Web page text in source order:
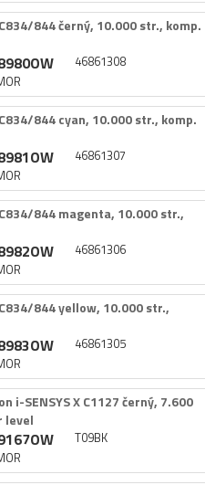
​844 černý,​ 10.​000 str.​,​ komp.​
46861308
​844 cyan,​ 10.​000 str.​,​ komp.​
46861307
​844 magenta,​ 10.​000 str.​,​
46861306
​844 yellow,​ 10.​000 str.​,​
46861305
i-​SENSYS X C1127 černý,​ 7.​600
level
T09BK